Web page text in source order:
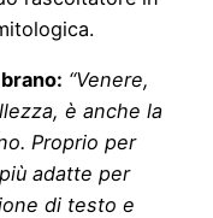
“Venere,
è anche la
Proprio per
adatte per
di testo e